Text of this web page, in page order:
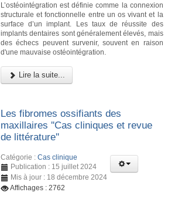
L’ostéointégration est définie comme la connexion
structurale et fonctionnelle entre un os vivant et la
surface d’un implant. Les taux de réussite des
implants dentaires sont généralement élevés, mais
des échecs peuvent survenir, souvent en raison
d'une mauvaise ostéointégration.
Lire la suite...
Les fibromes ossifiants des
maxillaires ''Cas cliniques et revue
de littérature''
Catégorie : Cas clinique
Publication : 15 juillet 2024
Mis à jour : 18 décembre 2024
Affichages : 2762